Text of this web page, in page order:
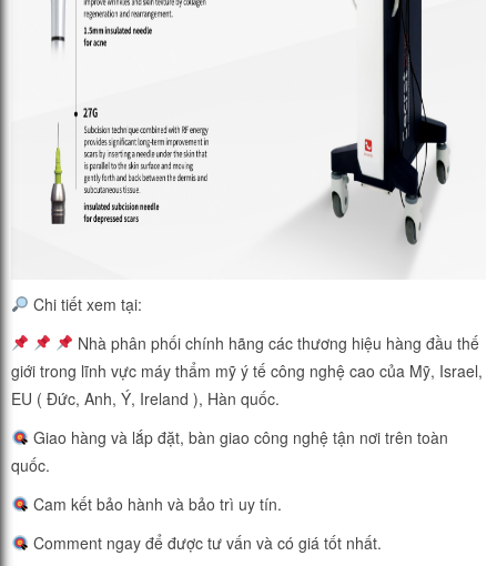
Chi tiết xem tại:
Nhà phân phối chính hãng các thương hiệu hàng đầu thế
giới trong lĩnh vực máy thẩm mỹ ý tế công nghệ cao của Mỹ, Israel,
EU ( Đức, Anh, Ý, Ireland ), Hàn quốc.
Giao hàng và lắp đặt, bàn giao công nghệ tận nơi trên toàn
quốc.
Cam kết bảo hành và bảo trì uy tín.
Comment ngay để được tư vấn và có giá tốt nhất.